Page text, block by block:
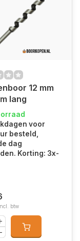
12 mm
lang
voor
besteld,
dag
Korting: 3x-
btw